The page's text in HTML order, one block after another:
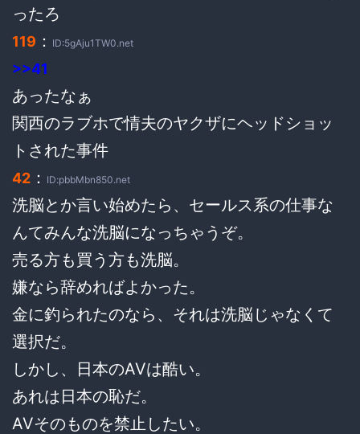
ったろ
119 ： ID:5gAju1TW0.net
>>41
あったなぁ
関西のラブホで情夫のヤクザにヘッドショッ
トされた事件
42 ： ID:pbbMbn850.net
洗脳とか言い始めたら、セールス系の仕事な
んてみんな洗脳になっちゃうぞ。
売る方も買う方も洗脳。
嫌なら辞めればよかった。
金に釣られたのなら、それは洗脳じゃなくて
選択だ。
しかし、日本のAVは酷い。
あれは日本の恥だ。
AVそのものを禁止したい。